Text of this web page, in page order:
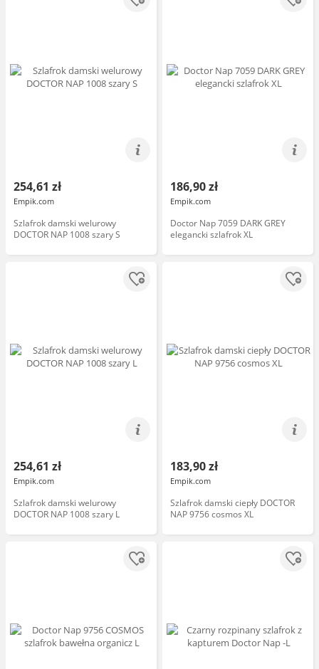
254,61 zł
Empik.com
Szlafrok damski welurowy
DOCTOR NAP 1008 szary S
186,90 zł
Empik.com
Doctor Nap 7059 DARK GREY
elegancki szlafrok XL
254,61 zł
Empik.com
Szlafrok damski welurowy
DOCTOR NAP 1008 szary L
183,90 zł
Empik.com
Szlafrok damski ciepły DOCTOR
NAP 9756 cosmos XL